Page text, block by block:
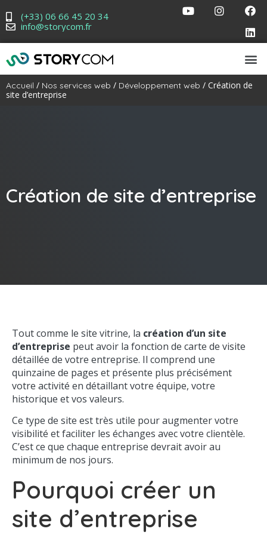
(+33) 06 66 45 20 34
info@storycom.fr
Accueil / Nos services web / Développement web / Création de
site d’entreprise
Création de site d’entreprise
Tout comme le site vitrine, la création d’un site
d’entreprise peut avoir la fonction de carte de visite
détaillée de votre entreprise. Il comprend une
quinzaine de pages et présente plus précisément
votre activité en détaillant votre équipe, votre
historique et vos valeurs.
Ce type de site est très utile pour augmenter votre
visibilité et faciliter les échanges avec votre clientèle.
C’est ce que chaque entreprise devrait avoir au
minimum de nos jours.
Pourquoi créer un
site d’entreprise